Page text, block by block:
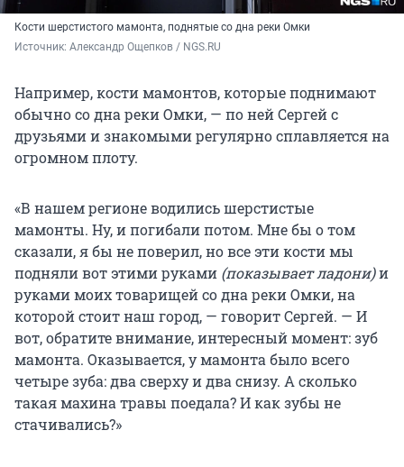
Кости шерстистого мамонта, поднятые со дна реки Омки
Источник: Александр Ощепков / NGS.RU
Например, кости мамонтов, которые поднимают
обычно со дна реки Омки, — по ней Сергей с
друзьями и знакомыми регулярно сплавляется на
огромном плоту.
«В нашем регионе водились шерстистые
мамонты. Ну, и погибали потом. Мне бы о том
сказали, я бы не поверил, но все эти кости мы
подняли вот этими руками (показывает ладони)и
руками моих товарищей со дна реки Омки, на
которой стоит наш город, — говорит Сергей. — И
вот, обратите внимание, интересный момент: зуб
мамонта. Оказывается, у мамонта было всего
четыре зуба: два сверху и два снизу. А сколько
такая махина травы поедала? И как зубы не
стачивались?»